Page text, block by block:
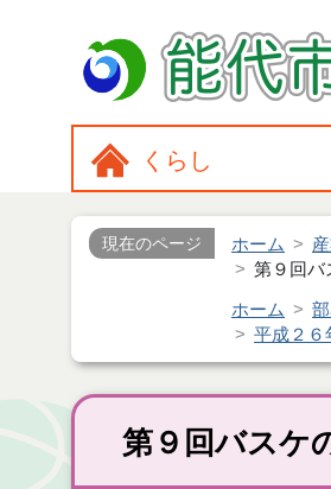
くらし
現在のページ ホーム
第９回バ
ホーム
平成２６
第９回バスケ